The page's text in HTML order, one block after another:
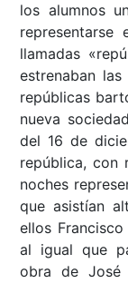
los alumnos
representarse
llamadas
estrenaban
repúblicas
nueva
del 16 de
república, con
noches
que asistían
ellos
al igual que
obra de José